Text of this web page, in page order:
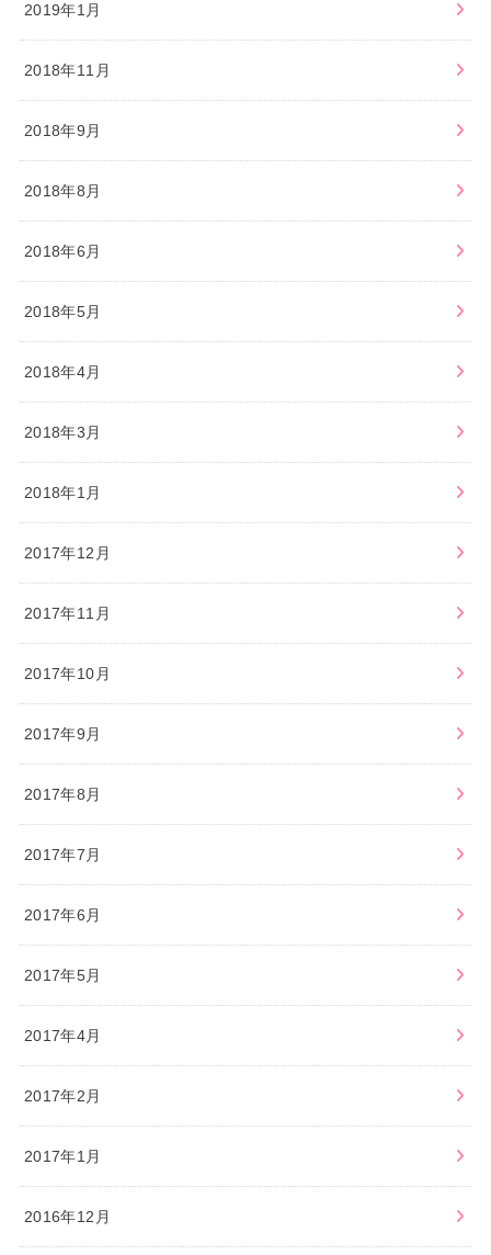
2019年1月
2018年11月
2018年9月
2018年8月
2018年6月
2018年5月
2018年4月
2018年3月
2018年1月
2017年12月
2017年11月
2017年10月
2017年9月
2017年8月
2017年7月
2017年6月
2017年5月
2017年4月
2017年2月
2017年1月
2016年12月